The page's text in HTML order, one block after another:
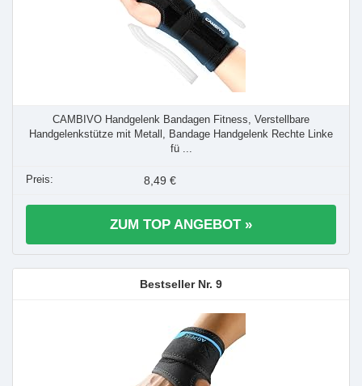
CAMBIVO Handgelenk Bandagen Fitness, Verstellbare
Handgelenkstütze mit Metall, Bandage Handgelenk Rechte Linke
fü ...
8,49 €
ZUM TOP ANGEBOT »
9